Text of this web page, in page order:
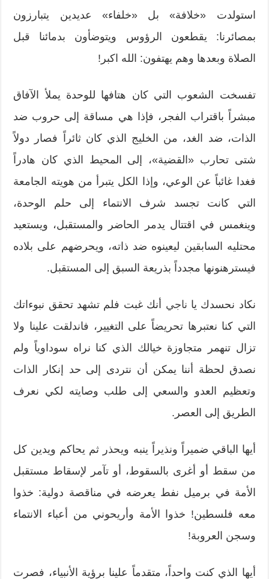
استولدت «خلافة» بل «خلفاء» عديدين يتبارزون
بمصائرنا: يقطعون الرؤوس ويتوضأون بدمائنا قبل
الصلاة وبعدها وهم يهتفون: الله اكبر!
تفسخت الشعوب التي كان هتافها للوحدة يملأ الآفاق
مبشراً باقتراب الفجر، فإذا هي مساقة إلى حروب ضد
الذات، ضد الغد، من الخليج الذي كان ثائراً فصار دولاً
شتى تحارب «القضية»، إلى المحيط الذي كان هادراً
فغدا غائباً عن الوعي، وإذا الكل يتبرأ من هويته الجامعة
التي كانت تجسد شرف الانتماء إلى حلم الوحدة،
وينغمس في اقتتال يدمر الحاضر والمستقبل، ويستعيد
محتليه السابقين ليعينوه ضد ذاته، ويحرضهم على بلاده
فيسترهنونها مجدداً بذريعة السبق إلى المستقبل.
نكاد نحسدك يا ناجي أنك غبت فلم تشهد تحقق نبوءاتك
التي كنا نعتبرها تحريضاً على التغيير، فاندلقت علينا ولا
تزال تنهمر متجاوزة خيالك الذي كنا نراه سوداوياً ولم
نصدق لحظة أننا يمكن أن نتردى إلى حد إنكار الذات
وتعظيم العدو والسعي إلى طلب وصايته لكي نعرف
الطريق إلى العصر.
أيها الباقي ضميراً ونذيراً ينبه ويحذر ثم يحاكم ويدين كل
من سقط أو أغرى بالسقوط، أو تآمر لإسقاط مستقبل
الأمة في برميل نفط يعرضه في مناقصة دولية: خذوا
معه فلسطين! خذوا الأمة وأريحوني من أعباء الانتماء
وسجن العروبة!
أيها الذي كنت واحداً، متقدماً علينا برؤية الأنبياء، فصرت